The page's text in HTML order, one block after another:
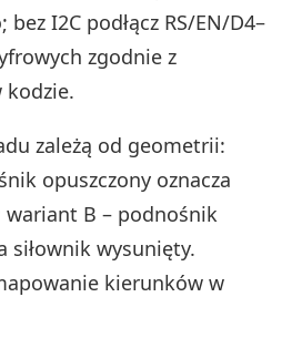
I2C podłącz RS/EN/D4–
zgodnie z
kodzie.
zależą od geometrii:
opuszczony oznacza
wariant B – podnośnik
siłownik wysunięty.
kierunków w